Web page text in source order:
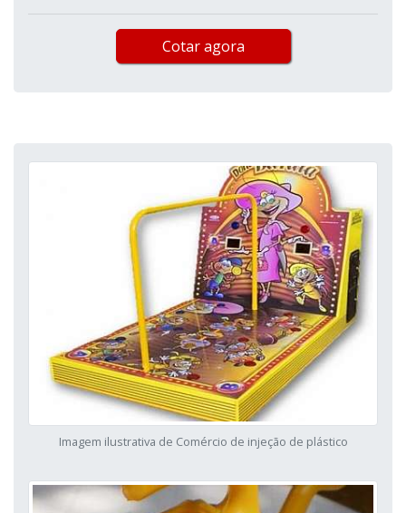
Cotar agora
Imagem ilustrativa de Comércio de injeção de plástico